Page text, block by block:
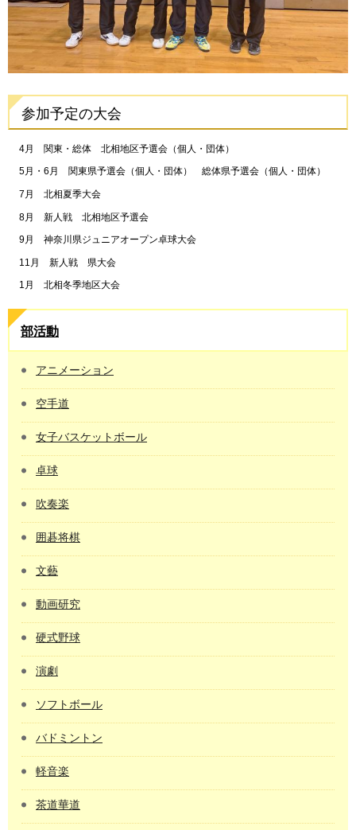
参加予定の大会
4月 関東・総体 北相地区予選会（個人・団体）
5月・6月 関東県予選会（個人・団体） 総体県予選会（個人・団体）
7月 北相夏季大会
8月 新人戦 北相地区予選会
9月 神奈川県ジュニアオープン卓球大会
11月 新人戦 県大会
1月 北相冬季地区大会
部活動
アニメーション
空手道
女子バスケットボール
卓球
吹奏楽
囲碁将棋
文藝
動画研究
硬式野球
演劇
ソフトボール
バドミントン
軽音楽
茶道華道